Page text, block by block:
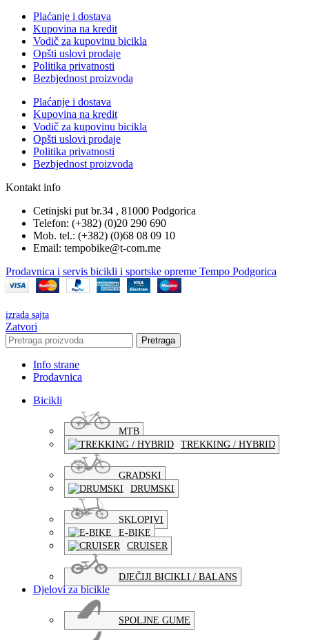
Plaćanje i dostava
Kupovina na kredit
Vodič za kupovinu bicikla
Opšti uslovi prodaje
Politika privatnosti
Bezbjednost proizvoda
Plaćanje i dostava
Kupovina na kredit
Vodič za kupovinu bicikla
Opšti uslovi prodaje
Politika privatnosti
Bezbjednost proizvoda
Kontakt info
Cetinjski put br.34 , 81000 Podgorica
Telefon: (+382) (0)20 290 690
Mob. tel.: (+382) (0)68 08 09 10
Email: tempobike@t-com.me
Prodavnica i servis bicikli i sportske opreme Tempo Podgorica
izrada sajta
Zatvori
Pretraga
Info strane
Prodavnica
Bicikli
MTB
TREKKING / HYBRID
GRADSKI
DRUMSKI
SKLOPIVI
E-BIKE
CRUISER
DJEČIJI BICIKLI / BALANS
Djelovi za bicikle
SPOLJNE GUME